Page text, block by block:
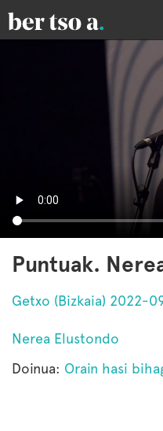
Puntuak.
Getxo (Bizkaia) 2022-
Nerea Elustondo
Doinua: Orain hasi